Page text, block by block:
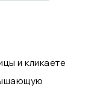
и кликаете